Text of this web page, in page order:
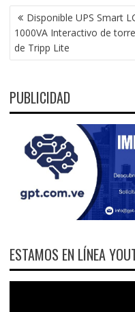
NAVEGACIÓN
DE
ENTRADAS
Disponible UPS Smart
1000VA Interactivo de torre
de Tripp Lite
PUBLICIDAD
ESTAMOS EN LÍNEA